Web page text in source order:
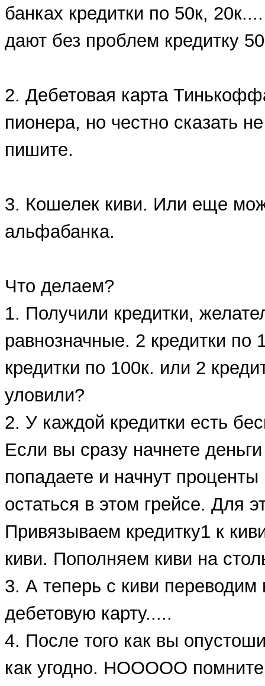
банках кредитки по 50к,
дают без проблем кредитку
2. Дебетовая карта
пионера, но честно сказать
пишите.
3. Кошелек киви. Или еще
альфабанка.
Что делаем?
1. Получили кредитки,
равнозначные. 2 кредитки по
кредитки по 100к. или 2
уловили?
2. У каждой кредитки есть
Если вы сразу начнете
попадаете и начнут
остаться в этом грейсе. Для
Привязываем кредитку1 к
киви. Пополняем киви на
3. А теперь с киви
дебетовую карту.....
4. После того как вы
как угодно. НООООО помните